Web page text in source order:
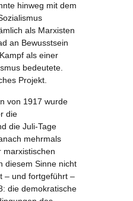
hinweg mit dem
als Marxisten
an Bewusstsein
als einer
bedeutete.
Projekt.
von 1917 wurde
die
die Juli-Tage
mehrmals
marxistischen
diesem Sinne nicht
– und fortgeführt –
die demokratische